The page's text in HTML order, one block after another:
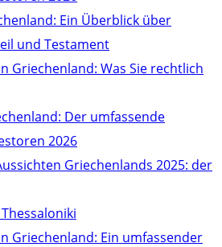
Ein Überblick über
und Testament
Griechenland: Was Sie rechtlich
Der umfassende
2026
Griechenlands 2025: der
Griechenland: Ein umfassender